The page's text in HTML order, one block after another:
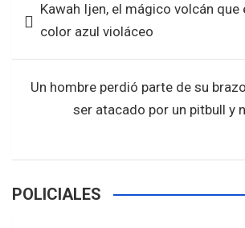
o
o
k
A
p
p
de Kawah Ijen, el mágico volcán que
color azul violáceo
Un hombre perdió parte de su
ser atacado por un pitbull y
POLICIALES